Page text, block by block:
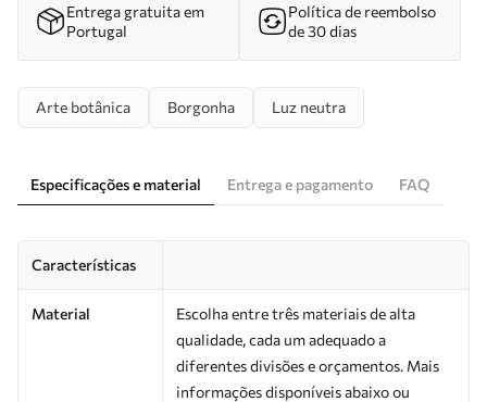
Entrega gratuita em
Portugal
Política de reembolso
de 30 dias
Arte botânica Borgonha Luz neutra
Especificações e material Entrega e pagamento FAQ
Características
Material
Escolha entre três materiais de alta
qualidade, cada um adequado a
diferentes divisões e orçamentos. Mais
informações disponíveis abaixo ou